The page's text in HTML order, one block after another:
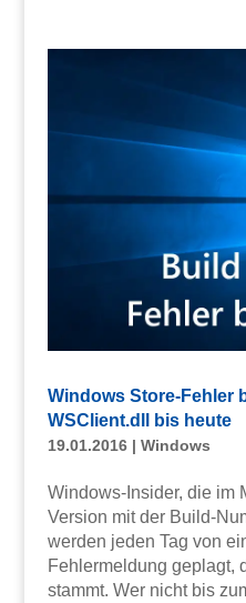
Windows Store-Fehler
WSClient.dll bis heute
19.01.2016| Windows
Windows-Insider, die im
Version mit der Build-
werden jeden Tag von
Fehlermeldung geplagt,
stammt. Wer nicht bis